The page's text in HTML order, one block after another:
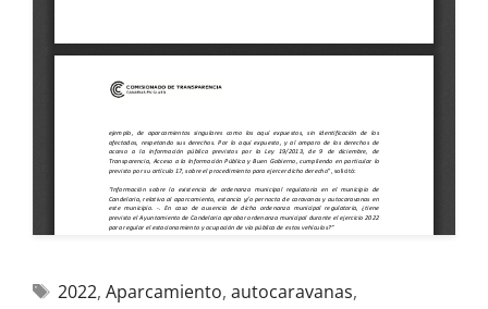
2022, Aparcamiento, autocaravanas,